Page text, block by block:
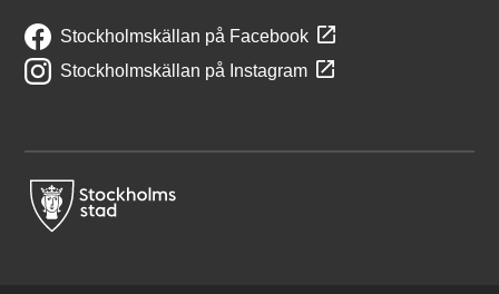
Stockholmskällan på Facebook
Stockholmskällan på Instagram